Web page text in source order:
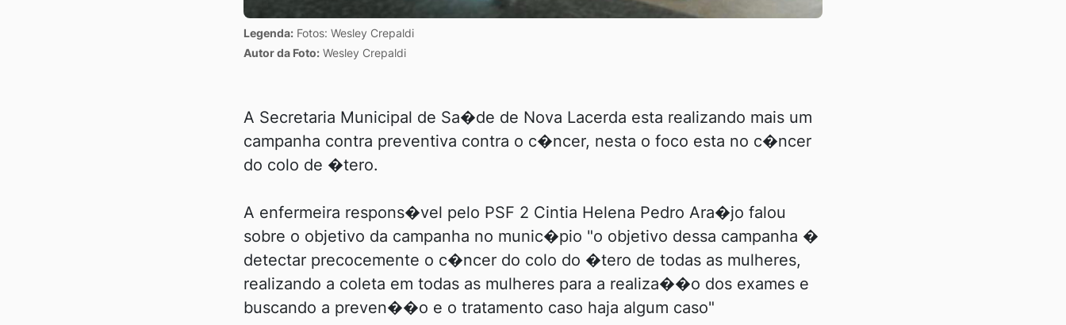
Legenda: Fotos: Wesley Crepaldi
Autor da Foto: Wesley Crepaldi
A Secretaria Municipal de Sa�de de Nova Lacerda esta realizando mais um
campanha contra preventiva contra o c�ncer, nesta o foco esta no c�ncer
do colo de �tero.
A enfermeira respons�vel pelo PSF 2 Cintia Helena Pedro Ara�jo falou
sobre o objetivo da campanha no munic�pio "o objetivo dessa campanha �
detectar precocemente o c�ncer do colo do �tero de todas as mulheres,
realizando a coleta em todas as mulheres para a realiza��o dos exames e
buscando a preven��o e o tratamento caso haja algum caso"